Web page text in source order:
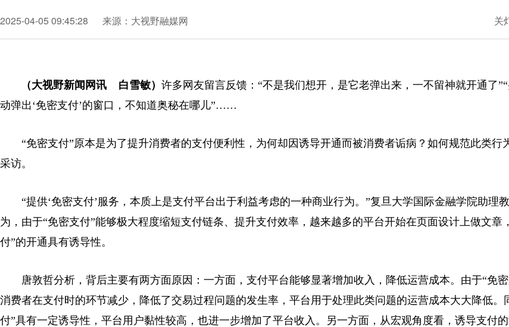
2025-04-05 09:45:28 来源：大视野融媒网 关
（大视野新闻网讯 白雪敏） 许多网友留言反馈：“不是我们想开，是它老弹出来，一不留神就开通了
动弹出‘免密支付’的窗口，不知道奥秘在哪儿”……
“免密支付”原本是为了提升消费者的支付便利性，为何却因诱导开通而被消费者诟病？如何规范此类行
采访。
“提供‘免密支付’服务，本质上是支付平台出于利益考虑的一种商业行为。”复旦大学国际金融学院助理
为，由于“免密支付”能够极大程度缩短支付链条、提升支付效率，越来越多的平台开始在页面设计上做文章
付”的开通具有诱导性。
唐敦哲分析，背后主要有两方面原因：一方面，支付平台能够显著增加收入，降低运营成本。由于“免密
消费者在支付时的环节减少，降低了交易过程问题的发生率，平台用于处理此类问题的运营成本大大降低。
付”具有一定诱导性，平台用户黏性较高，也进一步增加了平台收入。另一方面，从宏观角度看，诱导支付